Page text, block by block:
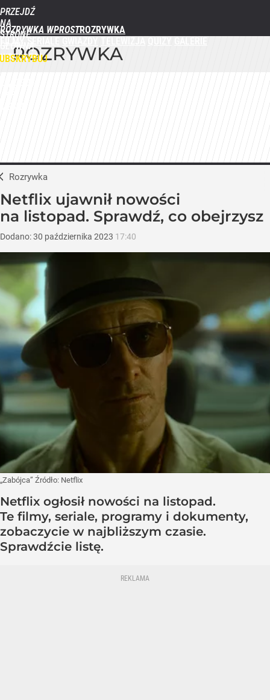
PRZEJDŹ
NA
STRONĘ
GŁÓWNĄ
WPROST.PL
ROZRYWKA WPROST
ROZRYWKA
Rozrywka
Netflix ujawnił nowości
na listopad. Sprawdź, co obejrzysz
Dodano:30 października 2023 17:40
„Zabójca” Źródło: Netflix
Netflix ogłosił nowości na listopad.
Te filmy, seriale, programy i dokumenty,
zobaczycie w najbliższym czasie.
Sprawdźcie listę.